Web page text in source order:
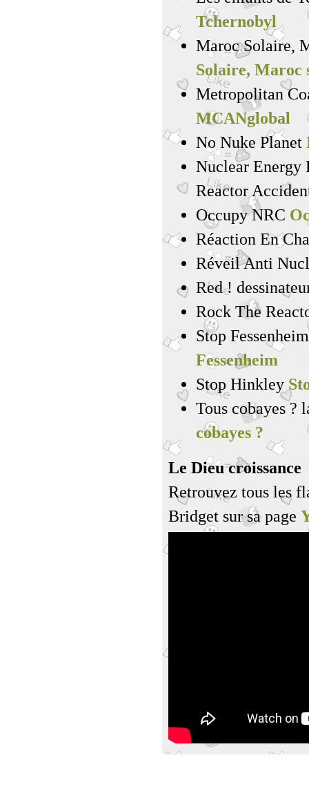
Tchernobyl
Maroc Solaire,
Solaire, Maroc
Metropolitan
MCANglobal
No Nuke Planet
Nuclear Energy
Reactor
Occupy NRC
Réaction En
Réveil Anti
Red !
Rock The
Stop
Fessenheim
Stop Hinkley
Tous cobayes
cobayes ?
Le Dieu croissance
Retrouvez tous les
Bridget sur sa page